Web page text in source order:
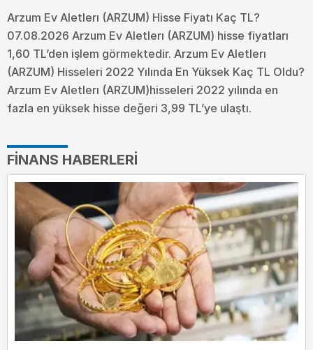
Arzum Ev Aletlerı (ARZUM) Hisse Fiyatı Kaç TL?
07.08.2026 Arzum Ev Aletlerı (ARZUM) hisse fiyatları
1,60 TL’den işlem görmektedir. Arzum Ev Aletlerı
(ARZUM) Hisseleri 2022 Yılında En Yüksek Kaç TL Oldu?
Arzum Ev Aletlerı (ARZUM)hisseleri 2022 yılında en
fazla en yüksek hisse değeri 3,99 TL’ye ulaştı.
FINANS HABERLERI